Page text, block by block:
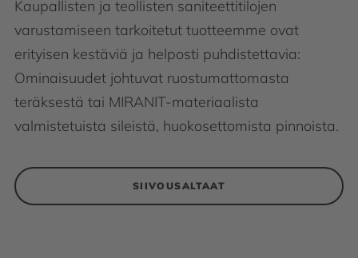
Kaupallisten ja teollisten saniteettitilojen
varustamiseen tarkoitetut tuotteemme ovat
erityisen kestäviä ja helposti puhdistettavia:
Ominaisuudet johtuvat ruostumattomasta
teräksestä tai MIRANIT-materiaalista
valmistetuista sileistä, huokosettomista pinnoista.
SIIVOUSALTAAT